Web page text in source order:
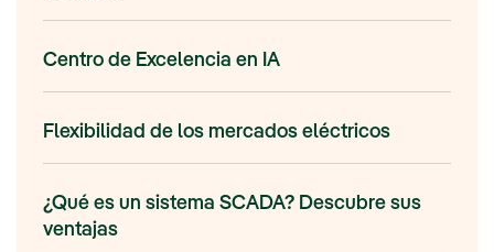
Centro de Excelencia en IA
Flexibilidad de los mercados eléctricos
¿Qué es un sistema SCADA? Descubre sus
ventajas